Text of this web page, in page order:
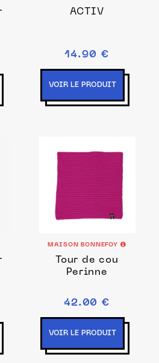
ACTIV
14.90 €
VOIR LE PRODUIT
MAISON BONNEFOY
Tour de cou
Perinne
42.00 €
VOIR LE PRODUIT